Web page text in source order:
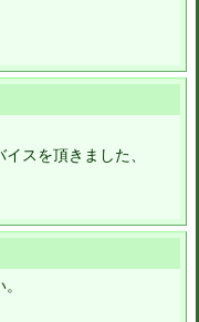
スを頂きました、